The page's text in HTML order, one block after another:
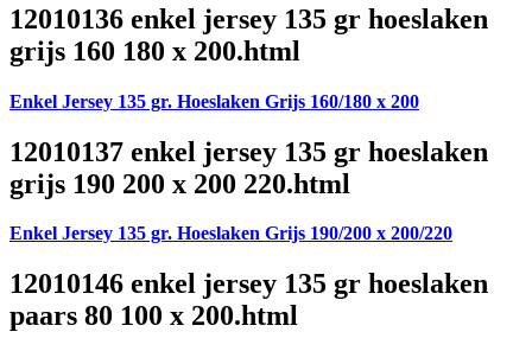
12010136 enkel jersey 135 gr hoeslaken
grijs 160 180 x 200.html
Enkel Jersey 135 gr. Hoeslaken Grijs 160/180 x 200
12010137 enkel jersey 135 gr hoeslaken
grijs 190 200 x 200 220.html
Enkel Jersey 135 gr. Hoeslaken Grijs 190/200 x 200/220
12010146 enkel jersey 135 gr hoeslaken
paars 80 100 x 200.html